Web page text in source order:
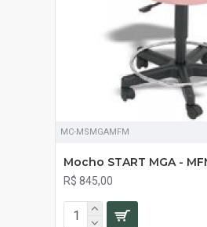
MC-MSMGAMFM
Mocho START MGA -
R$ 845,00